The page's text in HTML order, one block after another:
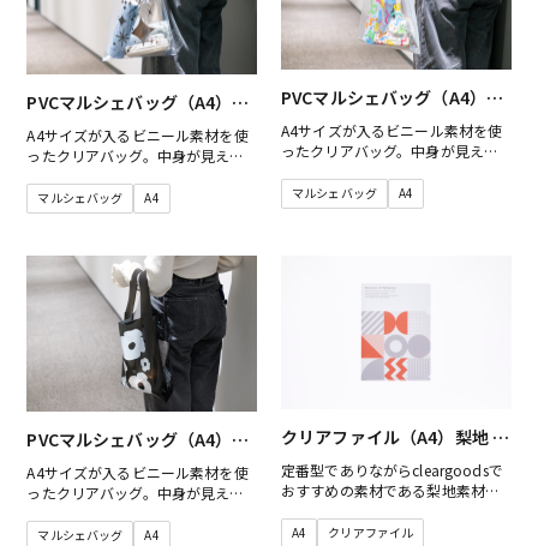
PVCマルシェバッグ（A4）梨
地透明
A4サイズが入るビニール素材を使
ったクリアバッグ。中身が見える
柔らかい素材です。他にはないデ
ザインのクリアマルシェバッグを
マルシェバッグ A4
PVCマルシェバッグ（A4）梨
地白
A4サイズが入るビニール素材を使
ったクリアバッグ。中身が見える
柔らかい素材です。他にはないデ
ザインのクリアマルシェバッグを
マルシェバッグ A4
PVCマルシェバッグ（A4）梨
地黒
A4サイズが入るビニール素材を使
ったクリアバッグ。中身が見える
柔らかい素材です。他にはないデ
マルシェバッグ A4
クリアファイル（A4）梨地 す
りガラス調
定番型でありながらcleargoodsで
おすすめの素材である梨地素材を
みかつ品の良い手触りで、他には
A4 クリアファイル